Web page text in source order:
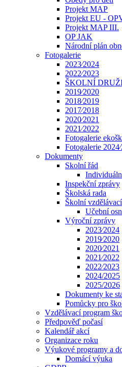
Projekt MAP
Projekt EU -
Projekt MAP III.
OP JAK
Národní plán
Fotogalerie
2023⁄2024
2022⁄2023
ŠKOLNÍ
2019⁄2020
2018⁄2019
2017⁄2018
2020⁄2021
2021⁄2022
Fotogalerie
Fotogalerie
Dokumenty
Skolní řád
Inspekční zprávy
Školská rada
Školní
Učební
Výroční zprávy
2023⁄2024
2019⁄2020
2020⁄2021
2021⁄2022
2022⁄2023
2024/2025
2025/2026
Dokumenty ke
Pomůcky pro
Vzdělávací program
Předpověď počasí
Kalendář akcí
Organizace roku
Výukové programy a
Domácí výuka